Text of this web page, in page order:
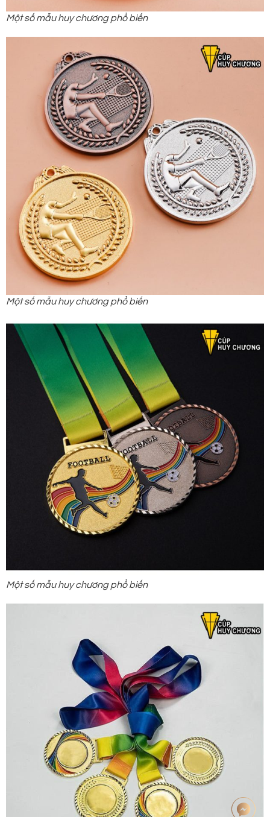
Một số mẫu huy chương phổ biến
Một số mẫu huy chương phổ biến
Một số mẫu huy chương phổ biến